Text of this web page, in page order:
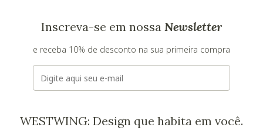
Inscreva-se em nossa Newsletter
e receba 10% de desconto na sua primeira compra
E-mail
WESTWING: Design que habita em você.